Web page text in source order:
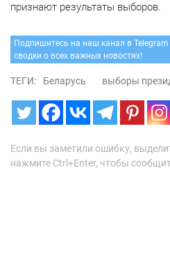
признают результаты выборов.
Подпишитесь на наш канал в
сводки о всех важных новостях!
ТЕГИ: Беларусь выборы
Если вы заметили ошибку,
нажмите Ctrl+Enter, чтобы